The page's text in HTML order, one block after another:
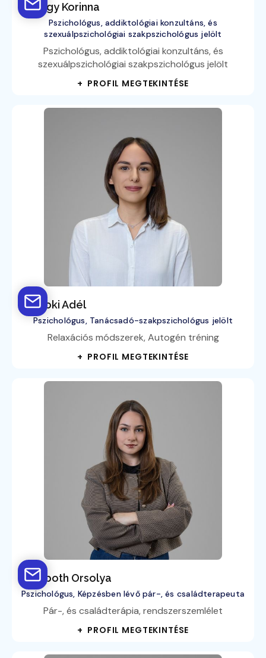
György Korinna
Pszichológus, addiktológiai konzultáns, és
szexuálpszichológiai szakpszichológus jelölt
Pszichológus, addiktológiai konzultáns, és
szexuálpszichológiai szakpszichológus jelölt
+ PROFIL MEGTEKINTÉSE
Homoki Adél
Pszichológus, Tanácsadó-szakpszichológus jelölt
Relaxációs módszerek, Autogén tréning
+ PROFIL MEGTEKINTÉSE
Hompoth Orsolya
Pszichológus, Képzésben lévő pár-, és családterapeuta
Pár-, és családterápia, rendszerszemlélet
+ PROFIL MEGTEKINTÉSE